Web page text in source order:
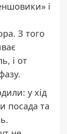
і
З того
і от
у хід
посада та